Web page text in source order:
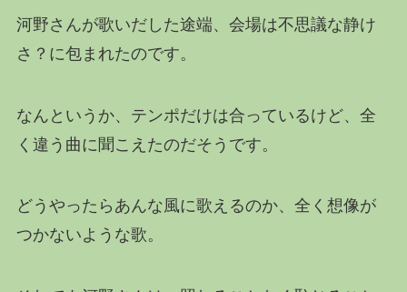
河野さんが歌いだした途端、会場は不思議な静け
さ？に包まれたのです。
なんというか、テンポだけは合っているけど、全
く違う曲に聞こえたのだそうです。
どうやったらあんな風に歌えるのか、全く想像が
つかないような歌。